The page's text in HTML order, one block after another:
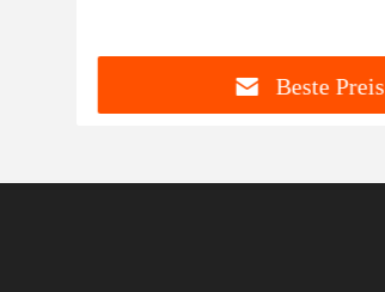
Beste Preis